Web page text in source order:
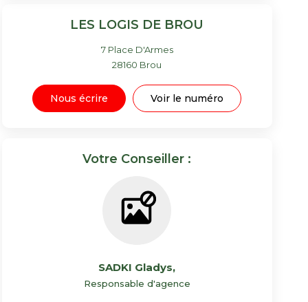
LES LOGIS DE BROU
7 Place D'Armes
28160 Brou
Nous écrire Voir le numéro
Votre Conseiller :
SADKI Gladys,
Responsable d'agence